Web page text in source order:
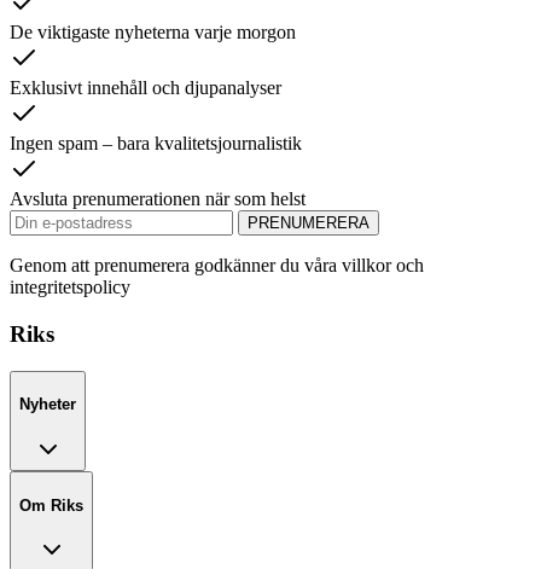
De viktigaste nyheterna varje morgon
Exklusivt innehåll och djupanalyser
Ingen spam – bara kvalitetsjournalistik
Avsluta prenumerationen när som helst
PRENUMERERA
Genom att prenumerera godkänner du våra villkor och
integritetspolicy
Riks
Nyheter
Om Riks